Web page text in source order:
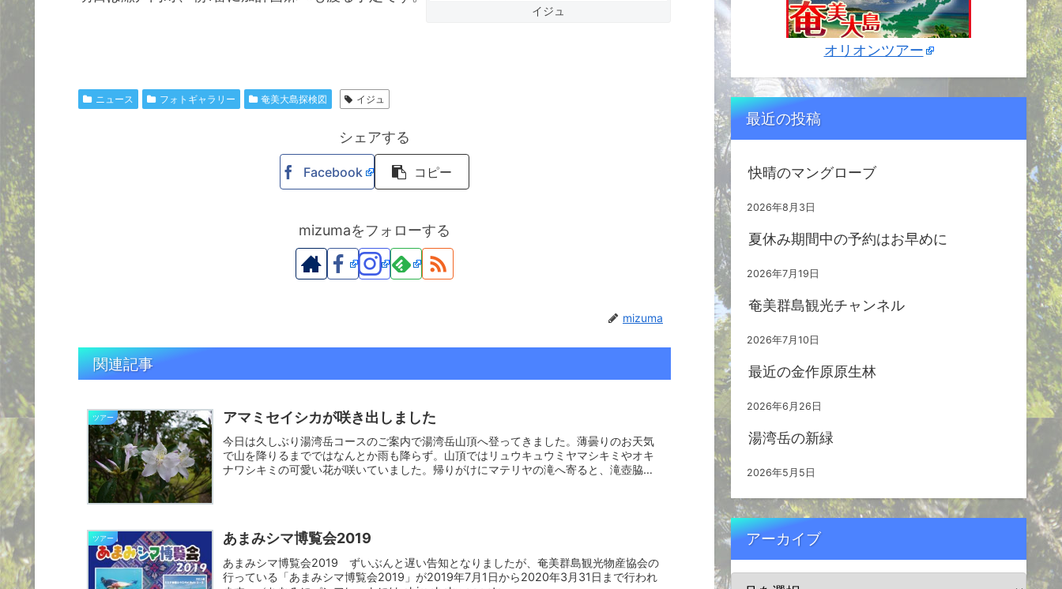
イジュ
ニュース フォトギャラリー 奄美大島探検図 イジュ
シェアする
Facebook コピー
mizumaをフォローする
mizuma
関連記事
ツアー アマミセイシカが咲き出しました
今日は久しぶり湯湾岳コースのご案内で湯湾岳山頂へ登ってきました。薄曇りのお天気
で山を降りるまでではなんとか雨も降らず。山頂ではリュウキュウミヤマシキミやオキ
ナワシキミの可愛い花が咲いていました。帰りがけにマテリヤの滝へ寄ると、滝壺脇の
ツアー あまみシマ博覧会2019
あまみシマ博覧会2019 ずいぶんと遅い告知となりましたが、奄美群島観光物産協会の
行っている「あまみシマ博覧会2019」が2019年7月1日から2020年3月31日まで行われ
オリオンツアー
最近の投稿
快晴のマングローブ
2026年8月3日
夏休み期間中の予約はお早めに
2026年7月19日
奄美群島観光チャンネル
2026年7月10日
最近の金作原原生林
2026年6月26日
湯湾岳の新緑
2026年5月5日
アーカイブ